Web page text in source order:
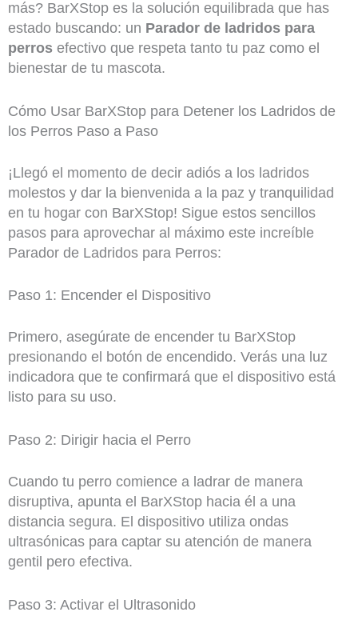
más? BarXStop es la solución equilibrada que has
estado buscando: un Parador de ladridos para
perrosefectivo que respeta tanto tu paz como el
bienestar de tu mascota.
Cómo Usar BarXStop para Detener los Ladridos de
los Perros Paso a Paso
¡Llegó el momento de decir adiós a los ladridos
molestos y dar la bienvenida a la paz y tranquilidad
en tu hogar con BarXStop! Sigue estos sencillos
pasos para aprovechar al máximo este increíble
Parador de Ladridos para Perros:
Paso 1: Encender el Dispositivo
Primero, asegúrate de encender tu BarXStop
presionando el botón de encendido. Verás una luz
indicadora que te confirmará que el dispositivo está
listo para su uso.
Paso 2: Dirigir hacia el Perro
Cuando tu perro comience a ladrar de manera
disruptiva, apunta el BarXStop hacia él a una
distancia segura. El dispositivo utiliza ondas
ultrasónicas para captar su atención de manera
gentil pero efectiva.
Paso 3: Activar el Ultrasonido